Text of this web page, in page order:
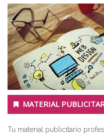
MATERIAL
Tu material publicitario